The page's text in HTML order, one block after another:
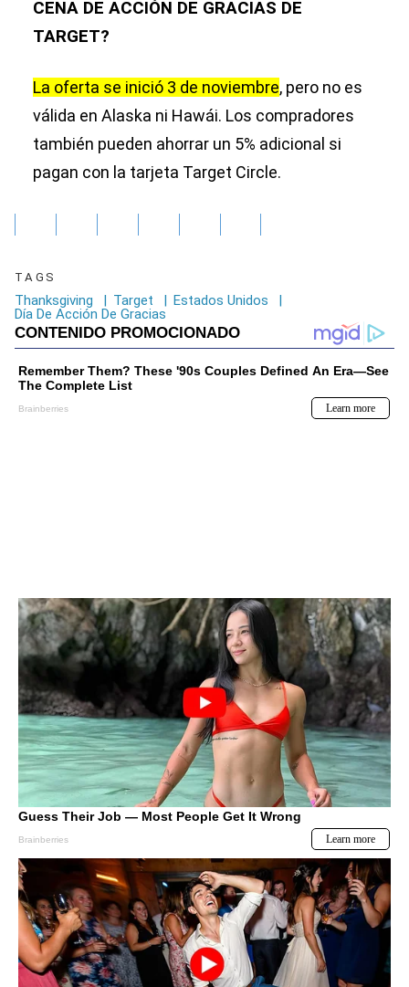
CENA DE ACCIÓN DE GRACIAS DE
TARGET?
La oferta se inició 3 de noviembre, pero no es
válida en Alaska ni Hawái. Los compradores
también pueden ahorrar un 5% adicional si
pagan con la tarjeta Target Circle.
TAGS
Thanksgiving | Target | Estados Unidos
|
Día De Acción De Gracias